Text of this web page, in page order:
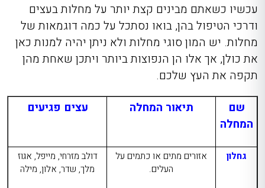
עכשיו כשאתם מבינים קצת יותר על מחלות בעצים
ודרכי הטיפול בהן, בואו נסתכל על כמה דוגמאות של
מחלות. יש המון סוגי מחלות ולא ניתן יהיה למנות כאן
את כולן, אך אלו הן הנפוצות ביותר ויתכן שאחת מהן
תקפה את העץ שלכם.
שם
המחלה
תיאור המחלה עצים פגיעים
גחלון
אזורים מתים או כתמים על
העלים.
דולב מזרחי, מייפל, אגוז
מלך, שדר, אלון, מילה